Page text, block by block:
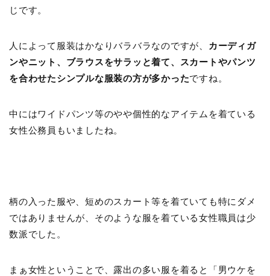
じです。
人によって服装はかなりバラバラなのですが、
カーディガ
ンやニット、ブラウスをサラッと着て、スカートやパンツ
を合わせたシンプルな服装の方が多かったですね。
中にはワイドパンツ等のやや個性的なアイテムを着ている
女性公務員もいましたね。
柄の入った服や、短めのスカート等を着ていても特にダメ
ではありませんが、そのような服を着ている女性職員は少
数派でした。
まぁ女性ということで、露出の多い服を着ると「男ウケを